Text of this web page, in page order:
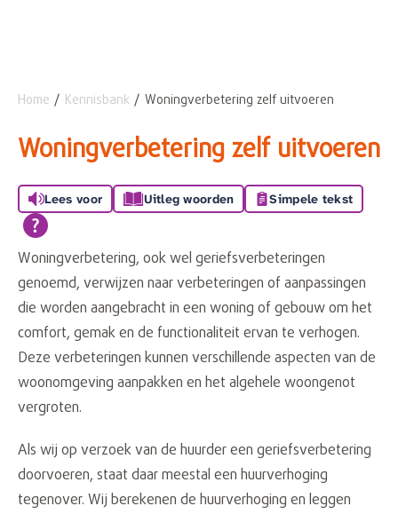
Naar hoofdinhoud
Naar hoofdnavigatiemenu
Naar zoeken
Home Kennisbank Woningverbetering zelf uitvoeren
Woningverbetering zelf uitvoeren
Lees voor Uitleg woorden Simpele tekst
Woningverbetering, ook wel geriefsverbeteringen
genoemd, verwijzen naar verbeteringen of aanpassingen
die worden aangebracht in een woning of gebouw om het
comfort, gemak en de functionaliteit ervan te verhogen.
Deze verbeteringen kunnen verschillende aspecten van de
woonomgeving aanpakken en het algehele woongenot
vergroten.
Als wij op verzoek van de huurder een geriefsverbetering
doorvoeren, staat daar meestal een huurverhoging
tegenover. Wij berekenen de huurverhoging en leggen